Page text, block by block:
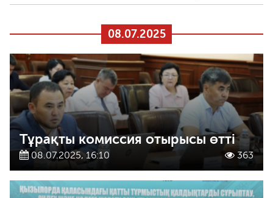
08.07.2025
Тұрақты комиссия отырысы өтті
08.07.2025, 16:10 363